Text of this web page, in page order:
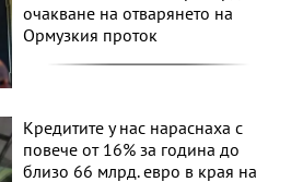
очакване на отварянето на
Ормузкия проток
Кредитите у нас нараснаха с
повече от 16% за година до
близо 66 млрд. евро в края на